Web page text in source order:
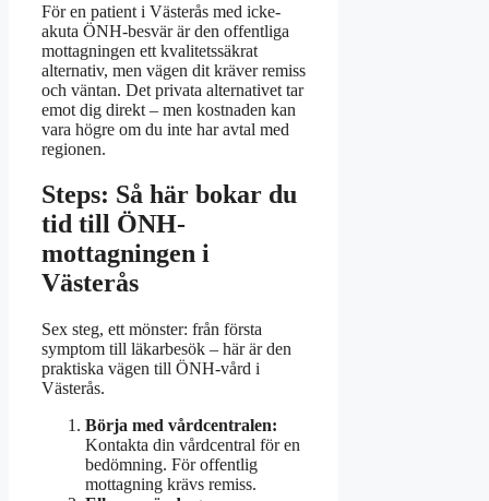
För en patient i Västerås med icke-
akuta ÖNH-besvär är den offentliga
mottagningen ett kvalitetssäkrat
alternativ, men vägen dit kräver remiss
och väntan. Det privata alternativet tar
emot dig direkt – men kostnaden kan
vara högre om du inte har avtal med
regionen.
Steps: Så här bokar du
tid till ÖNH-
mottagningen i
Västerås
Sex steg, ett mönster: från första
symptom till läkarbesök – här är den
praktiska vägen till ÖNH-vård i
Västerås.
Börja med vårdcentralen:
Kontakta din vårdcentral för en
bedömning. För offentlig
mottagning krävs remiss.